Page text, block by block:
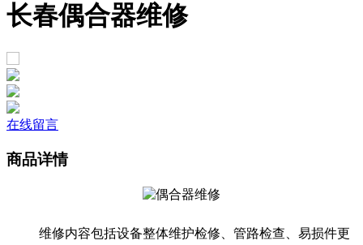
长春偶合器维修
在线留言
商品详情
维修内容包括设备整体维护检修、管路检查、易损件更